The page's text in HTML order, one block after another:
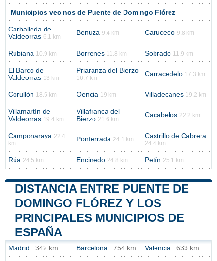
Municipios vecinos de Puente de Domingo Flórez
Carballeda de
Valdeorras 6.1 km
Benuza 9.4 km Carucedo 9.8 km
Rubiana 10.9 km Borrenes 11.8 km Sobrado 11.9 km
El Barco de
Valdeorras 13 km
Priaranza del Bierzo
16.7 km
Carracedelo 17.3 km
Corullón 18.5 km Oencia 19 km Villadecanes 19.2 km
Villamartín de
Valdeorras 19.4 km
Villafranca del
Bierzo 21.6 km
Cacabelos 22.2 km
Camponaraya 22.4
km
Ponferrada 24.1 km Castrillo de Cabrera
24.4 km
Rúa 24.5 km Encinedo 24.8 km Petín 25.1 km
DISTANCIA ENTRE PUENTE DE
DOMINGO FLÓREZ Y LOS
PRINCIPALES MUNICIPIOS DE
ESPAÑA
Madrid : 342 km Barcelona : 754 km Valencia : 633 km